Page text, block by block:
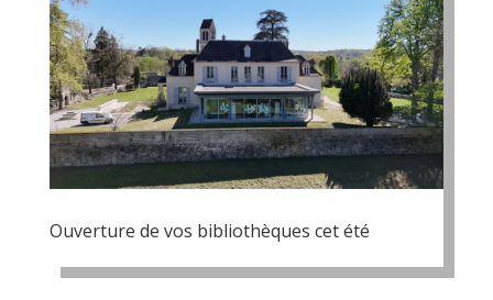
Ouverture de vos bibliothèques cet été